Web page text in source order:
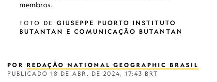
membros.
FOTO DE GIUSEPPE PUORTO INSTITUTO
BUTANTAN E COMUNICAÇÃO BUTANTAN
POR REDAÇÃO NATIONAL GEOGRAPHIC BRASIL
PUBLICADO 18 DE ABR. DE 2024, 17:43 BRT